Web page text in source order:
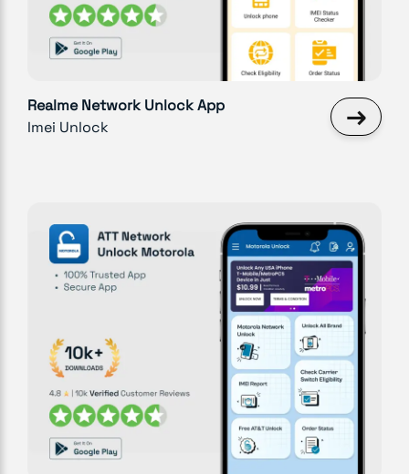
Realme Network Unlock App
Imei Unlock
→